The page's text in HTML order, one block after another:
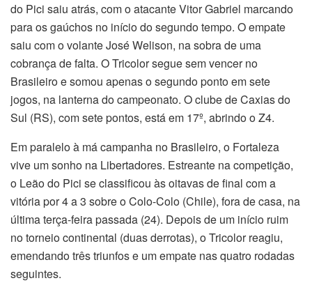
do Pici saiu atrás, com o atacante Vitor Gabriel marcando
para os gaúchos no início do segundo tempo. O empate
saiu com o volante José Welison, na sobra de uma
cobrança de falta. O Tricolor segue sem vencer no
Brasileiro e somou apenas o segundo ponto em sete
jogos, na lanterna do campeonato. O clube de Caxias do
Sul (RS), com sete pontos, está em 17º, abrindo o Z4.
Em paralelo à má campanha no Brasileiro, o Fortaleza
vive um sonho na Libertadores. Estreante na competição,
o Leão do Pici se classificou às oitavas de final com a
vitória por 4 a 3 sobre o Colo-Colo (Chile), fora de casa, na
última terça-feira passada (24). Depois de um início ruim
no torneio continental (duas derrotas), o Tricolor reagiu,
emendando três triunfos e um empate nas quatro rodadas
seguintes.